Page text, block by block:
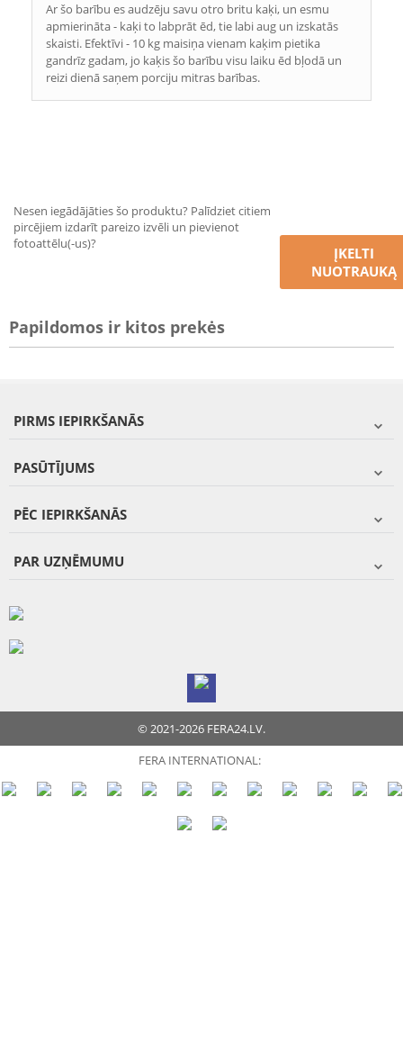
Ar šo barību es audzēju savu otro britu kaķi, un esmu
apmierināta - kaķi to labprāt ēd, tie labi aug un izskatās
skaisti. Efektīvi - 10 kg maisiņa vienam kaķim pietika
gandrīz gadam, jo kaķis šo barību visu laiku ēd bļodā un
reizi dienā saņem porciju mitras barības.
Nesen iegādājāties šo produktu? Palīdziet citiem
pircējiem izdarīt pareizo izvēli un pievienot
fotoattēlu(-us)?
ĮKELTI
NUOTRAUKĄ
Papildomos ir kitos prekės
PIRMS IEPIRKŠANĀS
PASŪTĪJUMS
PĒC IEPIRKŠANĀS
PAR UZŅĒMUMU
© 2021-2026 FERA24.LV.
FERA INTERNATIONAL: